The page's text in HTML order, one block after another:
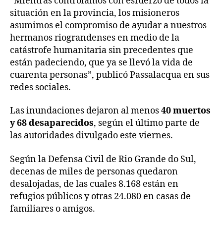
situación en la provincia, los misioneros
asumimos el compromiso de ayudar a nuestros
hermanos riograndenses en medio de la
catástrofe humanitaria sin precedentes que
están padeciendo, que ya se llevó la vida de
cuarenta personas”, publicó Passalacqua en sus
redes sociales.
Las inundaciones dejaron al menos40 muertos
y 68 desaparecidos, según el último parte de
las autoridades divulgado este viernes.
Según la Defensa Civil de Rio Grande do Sul,
decenas de miles de personas quedaron
desalojadas, de las cuales 8.168 están en
refugios públicos y otras 24.080 en casas de
familiares o amigos.